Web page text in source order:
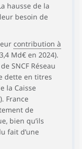
hausse de la
besoin de
contribution à
Md€ en 2024).
SNCF Réseau
dette en titres
la Caisse
France
de
bien qu’ils
fait d’une